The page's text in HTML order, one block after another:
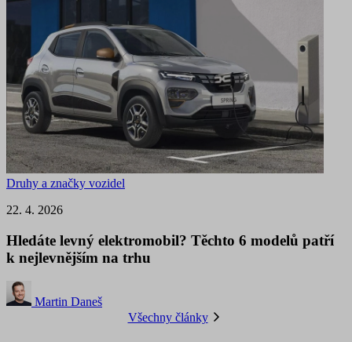
Druhy a značky vozidel
22. 4. 2026
Hledáte levný elektromobil? Těchto 6 modelů patří
k nejlevnějším na trhu
Martin Daneš
Všechny články